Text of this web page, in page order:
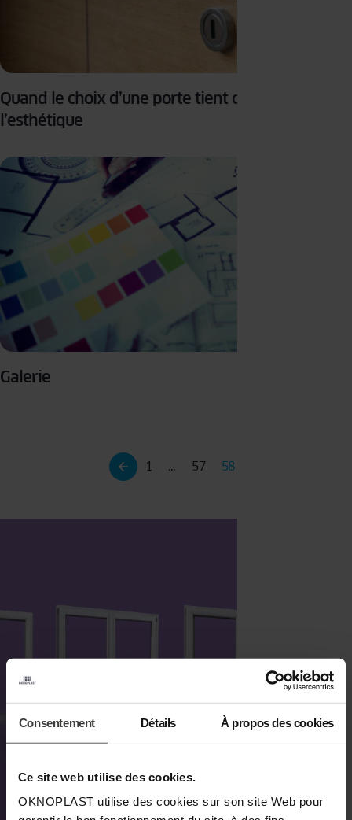
Consentement Détails À propos des cookies
Ce site web utilise des cookies.
OKNOPLAST utilise des cookies sur son site Web pour
Quand le choix d’une porte tient compte de
l’esthétique
Galerie
1 … 57 58
Comparateur de fenêtres
Trouvez la fenêtre parfaite en comparant facilement les
COMPARER LES FENÊTRES